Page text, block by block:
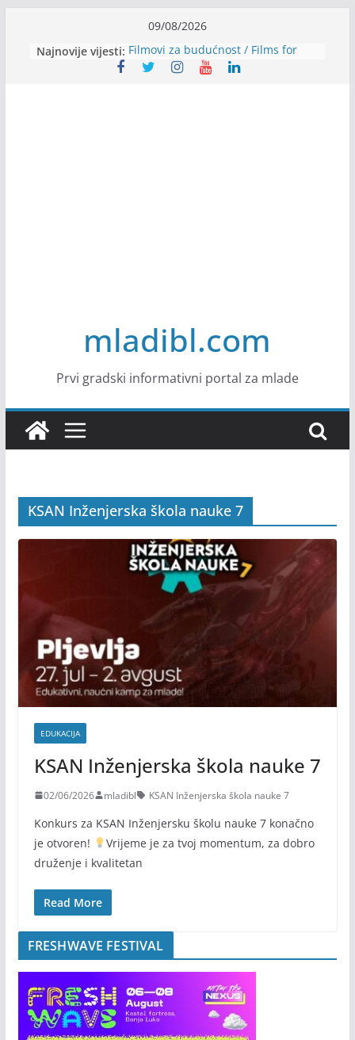
content
09/08/2026
Najnovije vijesti: Filmovi za budućnost / Films for
Future
mladibl.com
Prvi gradski informativni portal za mlade
KSAN Inženjerska škola nauke 7
EDUKACIJA
KSAN Inženjerska škola nauke 7
02/06/2026 mladibl KSAN Inženjerska škola nauke 7
Konkurs za KSAN Inženjersku školu nauke 7 konačno
je otvoren!
Vrijeme je za tvoj momentum, za dobro
druženje i kvalitetan
Read More
FRESHWAVE FESTIVAL